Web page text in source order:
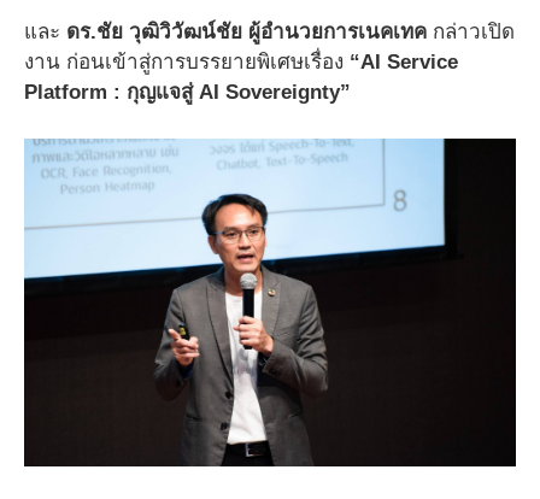
และ ดร.ชัย วุฒิวิวัฒน์ชัย ผู้อำนวยการเนคเทค กล่าวเปิด
งาน ก่อนเข้าสู่การบรรยายพิเศษเรื่อง “AI Service
Platform : กุญแจสู่ AI Sovereignty”